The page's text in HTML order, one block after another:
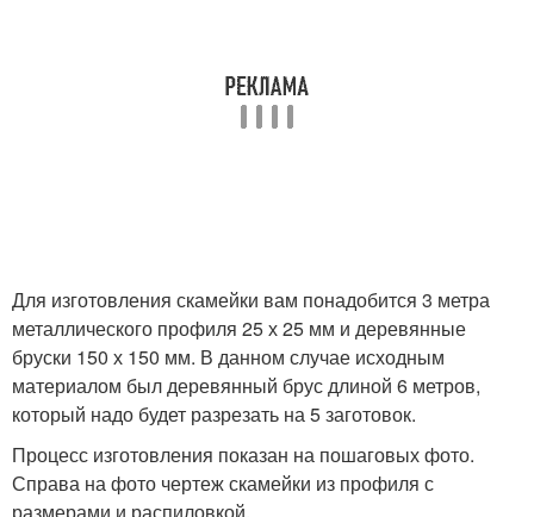
Для изготовления скамейки вам понадобится 3 метра
металлического профиля 25 х 25 мм и деревянные
бруски 150 х 150 мм. В данном случае исходным
материалом был деревянный брус длиной 6 метров,
который надо будет разрезать на 5 заготовок.
Процесс изготовления показан на пошаговых фото.
Справа на фото чертеж скамейки из профиля с